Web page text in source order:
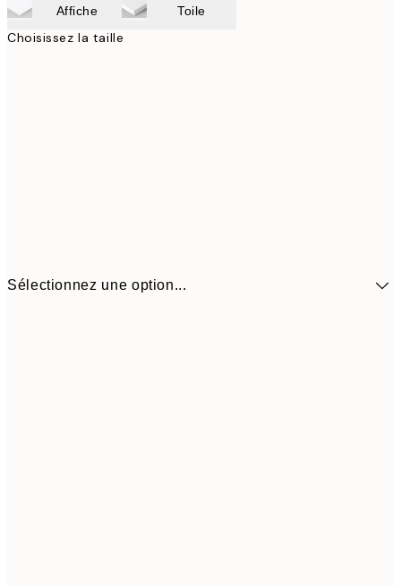
Affiche Toile
Choisissez la taille
Sélectionnez une option...